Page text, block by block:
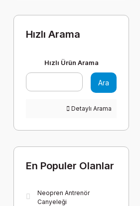
Hızlı Arama
Hızlı Ürün Arama
Ara
Detaylı Arama
En Populer Olanlar
Neopren Antrenör
Canyeleği